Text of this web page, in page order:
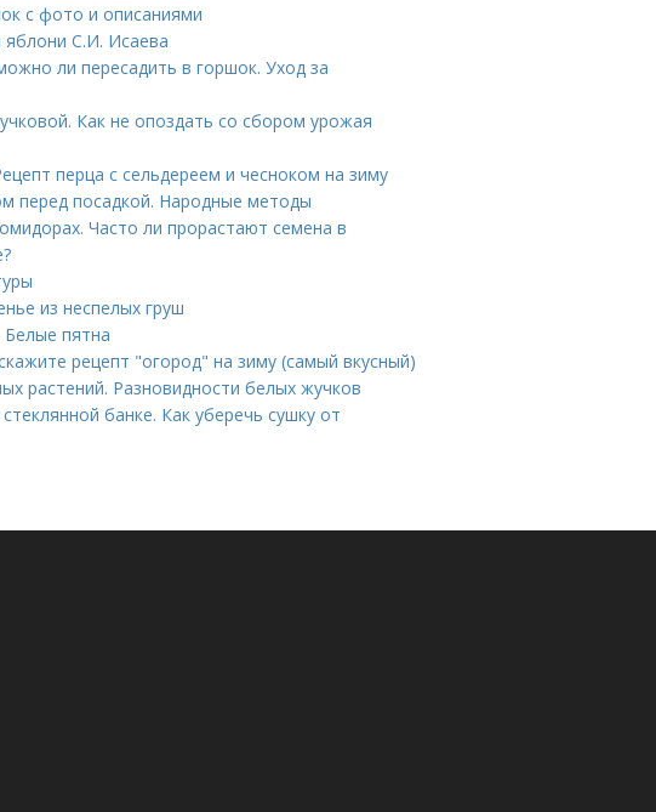
с фото и описаниями
яблони С.И. Исаева
ли пересадить в горшок. Уход за
Как не опоздать со сбором урожая
перца с сельдереем и чесноком на зиму
перед посадкой. Народные методы
Часто ли прорастают семена в
из неспелых груш
пятна
рецепт "огород" на зиму (самый вкусный)
растений. Разновидности белых жучков
банке. Как уберечь сушку от